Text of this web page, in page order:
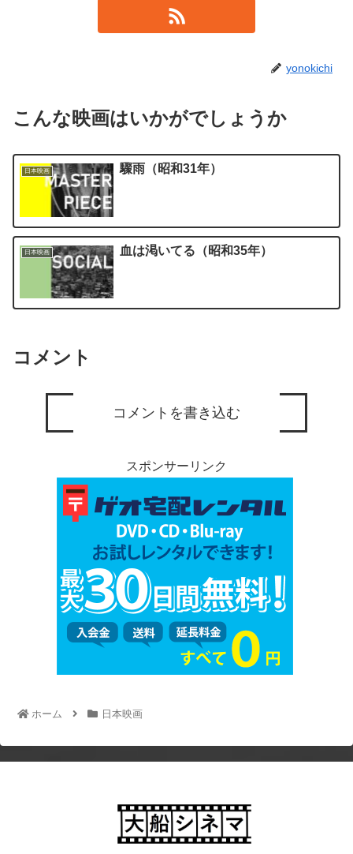
yonokichi
こんな映画はいかがでしょうか
日本映画 驟雨（昭和31年）
日本映画 血は渇いてる（昭和35年）
コメント
コメントを書き込む
スポンサーリンク
ホーム 日本映画